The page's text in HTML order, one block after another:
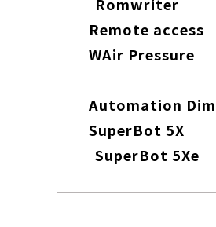
Romwriter
Remote
WAir
Automation
SuperBot 5X
SuperBot